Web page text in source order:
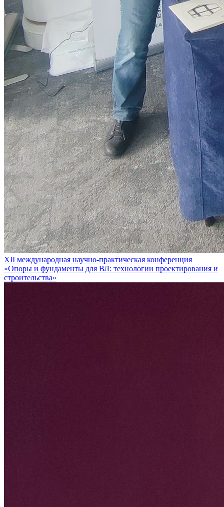
XII международная научно-практическая конференция
«Опоры и фундаменты для ВЛ: технологии проектирования и
строительства»